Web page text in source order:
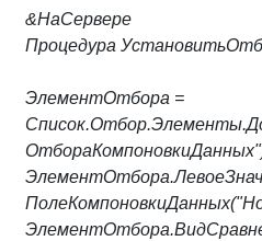
&НаСервере
Процедура
ЭлементОтбора =